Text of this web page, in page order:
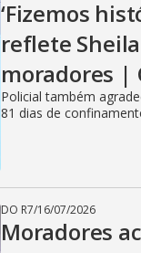
‘Fizemos
reflete
moradores |
Policial também
81 dias de
DO R7/16/07/2026
Moradores